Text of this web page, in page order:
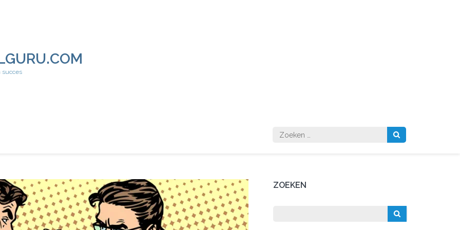
succes
Zoeken
naar:
ZOEKEN